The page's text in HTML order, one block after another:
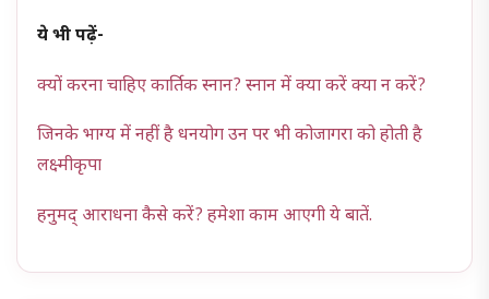
ये भी पढ़ें-
क्यों करना चाहिए कार्तिक स्नान? स्नान में क्या करें क्या न करें?
जिनके भाग्य में नहीं है धनयोग उन पर भी कोजागरा को होती है
लक्ष्मीकृपा
हनुमद् आराधना कैसे करें? हमेशा काम आएगी ये बातें.